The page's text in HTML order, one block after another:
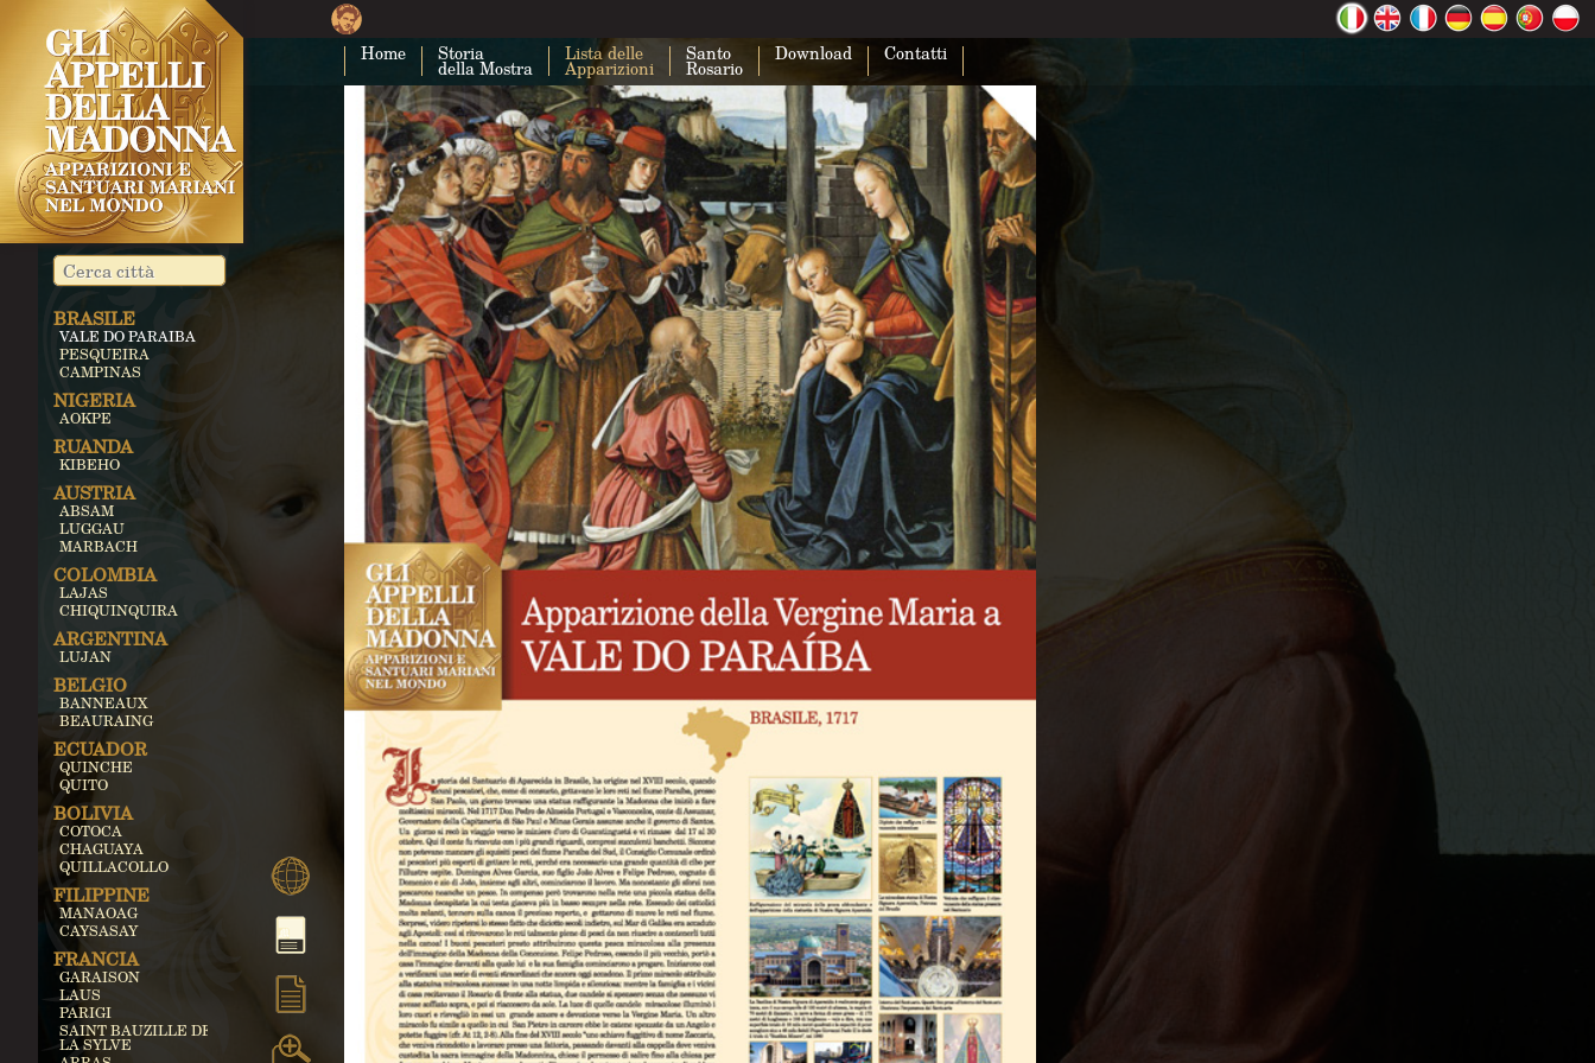
Home Storia
della Mostra
Lista delle
Apparizioni
Santo
Rosario
Download Contatti
Questa pagina non carica correttamente Google
Maps.
Sei il proprietario di questo sito web?
BRASILE
VALE DO PARAIBA
PESQUEIRA
CAMPINAS
NIGERIA
AOKPE
RUANDA
KIBEHO
AUSTRIA
ABSAM
LUGGAU
MARBACH
COLOMBIA
LAJAS
CHIQUINQUIRA
ARGENTINA
LUJAN
BELGIO
BANNEAUX
BEAURAING
ECUADOR
QUINCHE
QUITO
BOLIVIA
COTOCA
CHAGUAYA
QUILLACOLLO
FILIPPINE
MANAOAG
CAYSASAY
FRANCIA
GARAISON
LAUS
PARIGI
SAINT BAUZILLE DE
LA SYLVE